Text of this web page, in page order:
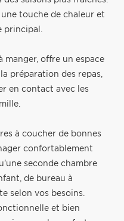
touche de chaleur et
principal.
manger, offre un espace
préparation des repas,
en contact avec les
à coucher de bonnes
confortablement
seconde chambre
de bureau à
selon vos besoins.
et bien